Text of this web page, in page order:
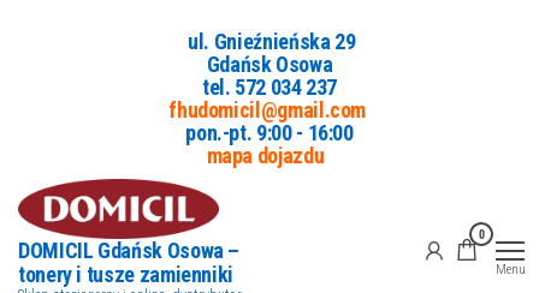
ul. Gnieźnieńska 29
Gdańsk Osowa
tel. 572 034 237
fhudomicil@gmail.com
pon.-pt. 9:00 - 16:00
mapa dojazdu
DOMICIL Gdańsk Osowa –
tonery i tusze zamienniki
0
Menu